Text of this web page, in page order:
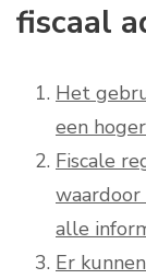
fiscaal
Het
een
Fiscale
waardoor
alle
Er